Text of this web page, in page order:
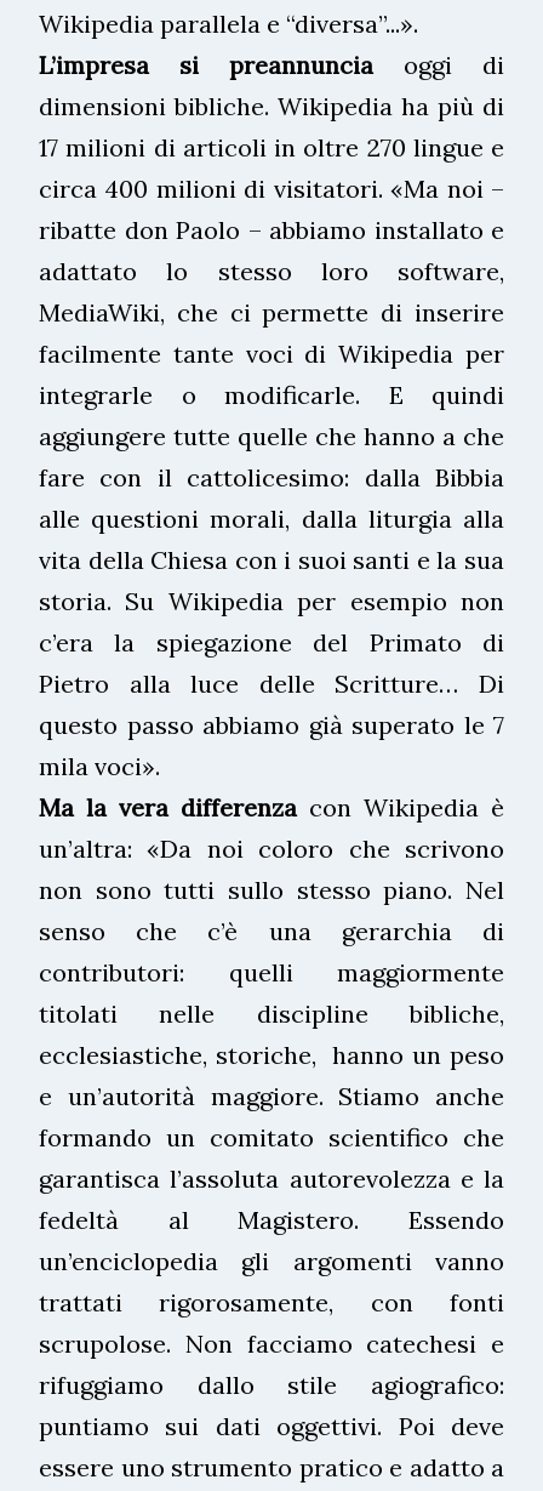
Wikipedia parallela e “diversa”...».
L’impresa si preannuncia oggi di
dimensioni bibliche. Wikipedia ha più di
17 milioni di articoli in oltre 270 lingue e
circa 400 milioni di visitatori. «Ma noi –
ribatte don Paolo – abbiamo installato e
adattato lo stesso loro software,
MediaWiki, che ci permette di inserire
facilmente tante voci di Wikipedia per
integrarle o modificarle. E quindi
aggiungere tutte quelle che hanno a che
fare con il cattolicesimo: dalla Bibbia
alle questioni morali, dalla liturgia alla
vita della Chiesa con i suoi santi e la sua
storia. Su Wikipedia per esempio non
c’era la spiegazione del Primato di
Pietro alla luce delle Scritture… Di
questo passo abbiamo già superato le 7
mila voci».
Ma la vera differenza con Wikipedia è
un’altra: «Da noi coloro che scrivono
non sono tutti sullo stesso piano. Nel
senso che c’è una gerarchia di
contributori: quelli maggiormente
titolati nelle discipline bibliche,
ecclesiastiche, storiche, hanno un peso
e un’autorità maggiore. Stiamo anche
formando un comitato scientifico che
garantisca l’assoluta autorevolezza e la
fedeltà al Magistero. Essendo
un’enciclopedia gli argomenti vanno
trattati rigorosamente, con fonti
scrupolose. Non facciamo catechesi e
rifuggiamo dallo stile agiografico:
puntiamo sui dati oggettivi. Poi deve
essere uno strumento pratico e adatto a